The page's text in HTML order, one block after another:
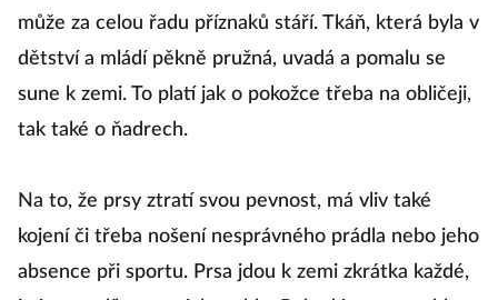
může za celou řadu příznaků stáří. Tkáň, která byla v
dětství a mládí pěkně pružná, uvadá a pomalu se
sune k zemi. To platí jak o pokožce třeba na obličeji,
tak také o ňadrech.
Na to, že prsy ztratí svou pevnost, má vliv také
kojení či třeba nošení nesprávného prádla nebo jeho
absence při sportu. Prsa jdou k zemi zkrátka každé,